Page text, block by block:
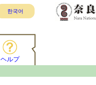
한국어
ヘルプ